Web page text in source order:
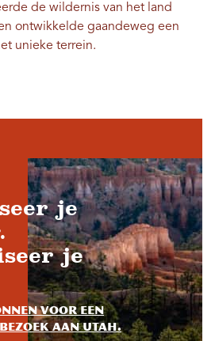
de wildernis van het land
ontwikkelde gaandeweg een
unieke terrein.
je
je
voor een
aan Utah.